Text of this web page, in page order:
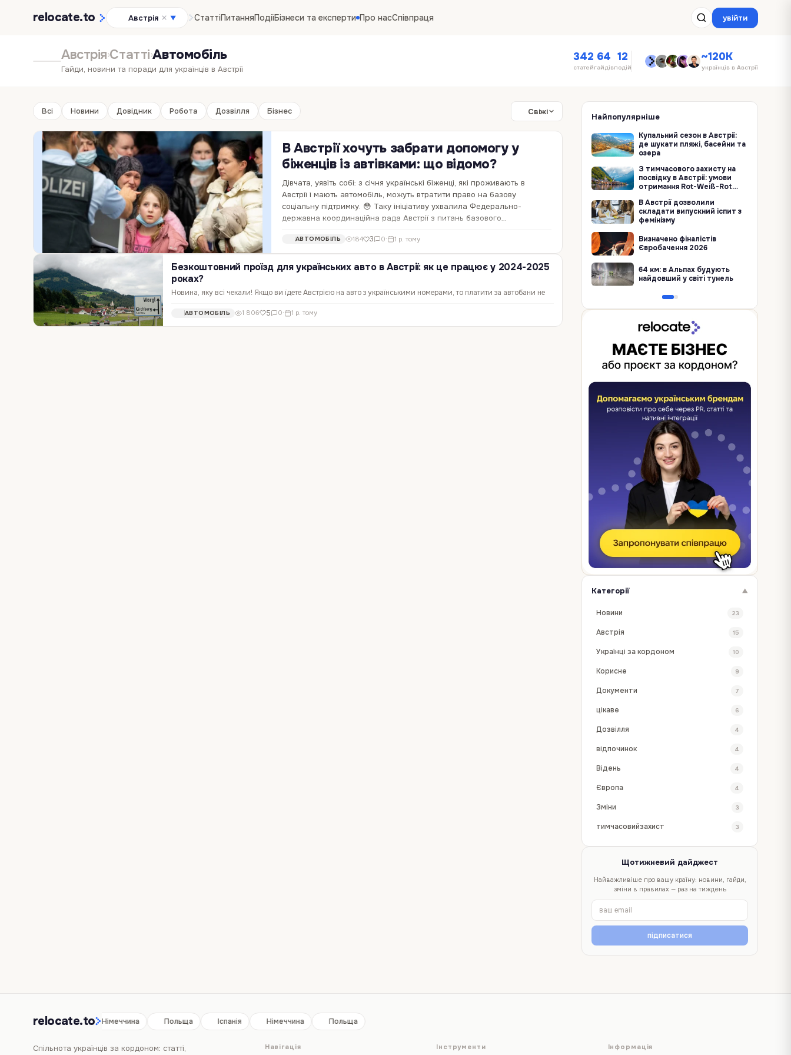
relocate.to Австрія ▼ СтаттіПитанняПодіїБізнеси та експерти Про насСпівпраця увійти
Австрія›Статті›Автомобіль
Гайди, новини та поради для українців в Австрії
342
статей
64
гайдів
12
подій
~120K
українців в Австрії
Всі Новини Довідник Робота Дозвілля Бізнес Свіжі
В Австрії хочуть забрати допомогу у
біженців із автівками: що відомо?
Дівчата, уявіть собі: з січня українські біженці, які проживають в
Австрії і мають автомобіль, можуть втратити право на базову
соціальну підтримку. 😳 Таку ініціативу ухвалила Федерально-
державна координаційна рада Австрії з питань базового
АВТОМОБІЛЬ 184 3 0· 1 р. тому
Безкоштовний проїзд для українських авто в Австрії: як це працює у 2024-2025
роках?
Новина, яку всі чекали! Якщо ви їдете Австрією на авто з українськими номерами, то платити за автобани не
розберемося, як це працює і що потрібно знати, щоб не потрапити в…
АВТОМОБІЛЬ 1 806 5 0· 1 р. тому
Найпопулярніше
Купальний сезон в Австрії:
де шукати пляжі, басейни та
озера
З тимчасового захисту на
посвідку в Австрії: умови
отримання Rot-Weiß-Rot
В Австрії дозволили
складати випускний іспит з
фемінізму
Визначено фіналістів
Євробачення 2026
64 км: в Альпах будують
найдовший у світі тунель
Категорії ▼
Новини 23
Австрія 15
Українці за кордоном 10
Корисне 9
Документи 7
цікаве 6
Дозвілля 4
відпочинок 4
Відень 4
Європа 4
Зміни 3
тимчасовийзахист 3
Щотижневий дайджест
Найважливіше про вашу країну: новини, гайди,
зміни в правилах — раз на тиждень
підписатися
relocate.to
Іспанія Німеччина Польща Іспанія Німеччина Польща
Спільнота українців за кордоном: статті, Навігація Інструменти Інформація